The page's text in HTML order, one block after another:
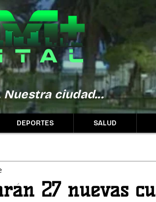
ciudad...
DEPORTES SALUD
27 nuevas